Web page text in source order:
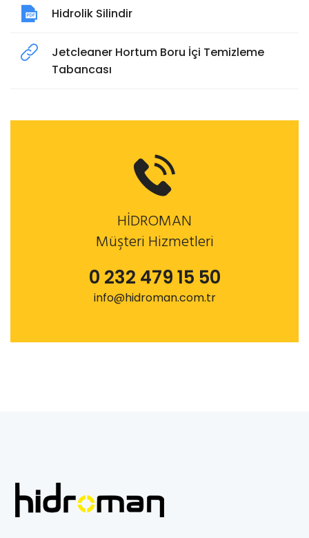
Hidrolik Silindir
Jetcleaner Hortum Boru İçi Temizleme
Tabancası
HİDROMAN
Müşteri Hizmetleri
0 232 479 15 50
info@hidroman.com.tr